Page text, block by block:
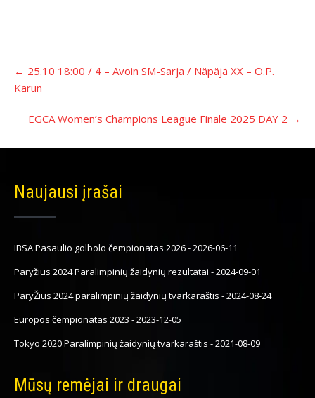
navigacija
← 25.10 18:00 / 4 – Avoin SM-Sarja / Näpäjä XX – O.P.
Karun
EGCA Women’s Champions League Finale 2025 DAY 2 →
Naujausi įrašai
IBSA Pasaulio golbolo čempionatas 2026-2026-06-11
Paryžius 2024 Paralimpinių žaidynių rezultatai -2024-09-01
ParyŽius 2024 paralimpinių žaidynių tvarkaraštis -2024-08-24
Europos čempionatas 2023 -2023-12-05
Tokyo 2020 Paralimpinių žaidynių tvarkaraštis -2021-08-09
Mūsų remėjai ir draugai